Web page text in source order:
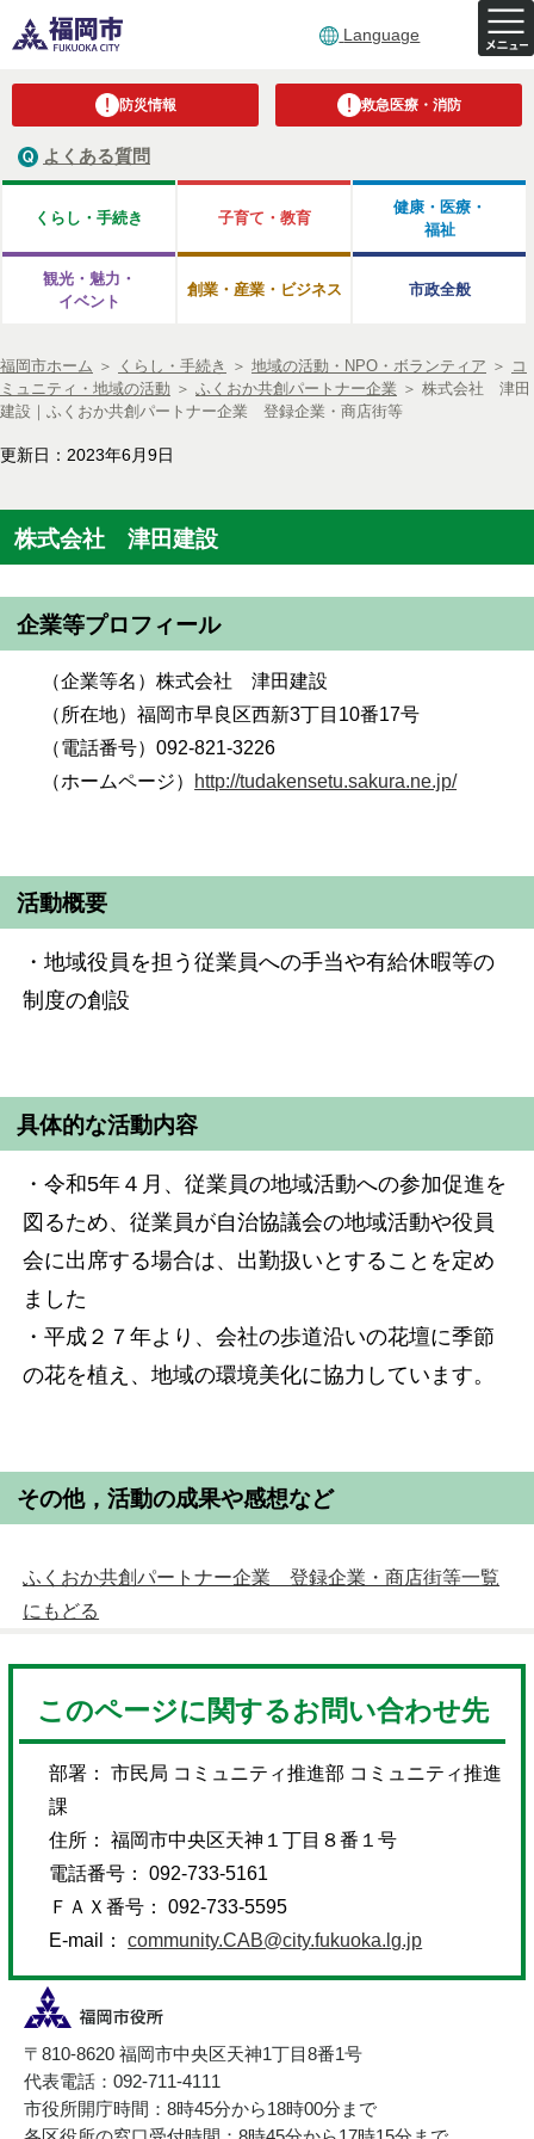
Language
防災情報 救急医療・消防
よくある質問
くらし・手続き 子育て・教育
健康・医療・
福祉
観光・魅力・
イベント
創業・産業・ビジネス 市政全般
福岡市ホーム ＞ くらし・手続き ＞ 地域の活動・NPO・ボランティア ＞ コ
ミュニティ・地域の活動 ＞ ふくおか共創パートナー企業 ＞ 株式会社 津田
建設｜ふくおか共創パートナー企業 登録企業・商店街等
更新日：2023年6月9日
株式会社 津田建設
企業等プロフィール
（企業等名）株式会社 津田建設
（所在地）福岡市早良区西新3丁目10番17号
（電話番号）092-821-3226
（ホームページ）
http://tudakensetu.sakura.ne.jp/
活動概要
・地域役員を担う従業員への手当や有給休暇等の
制度の創設
具体的な活動内容
・令和5年４月、従業員の地域活動への参加促進を
図るため、従業員が自治協議会の地域活動や役員
会に出席する場合は、出勤扱いとすることを定め
ました
・平成２７年より、会社の歩道沿いの花壇に季節
の花を植え、地域の環境美化に協力しています。
その他，活動の成果や感想など
ふくおか共創パートナー企業 登録企業・商店街等一覧
にもどる
このページに関するお問い合わせ先
部署： 市民局 コミュニティ推進部 コミュニティ推進
課
住所： 福岡市中央区天神１丁目８番１号
電話番号： 092-733-5161
ＦＡＸ番号： 092-733-5595
E-mail：community.CAB@city.fukuoka.lg.jp
〒810-8620 福岡市中央区天神1丁目8番1号
代表電話：092-711-4111
市役所開庁時間：8時45分から18時00分まで